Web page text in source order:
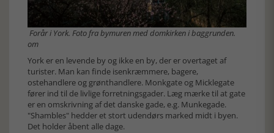
Forår i York. Foto fra bymuren med domkirken i baggrunden.
om
York er en levende by og ikke en by, der er overtaget af
turister. Man kan finde isenkræmmere, bagere,
ostehandlere og grønthandlere. Monkgate og Micklegate
fører ind til de livlige forretningsgader. Læg mærke til at gate
er en omskrivning af det danske gade, e.g. Munkegade.
"Shambles" hedder et stort udendørs marked midt i byen.
Det holder åbent alle dage.